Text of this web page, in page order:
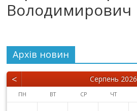
Володимирович
Архiв новин
< Серпень 2026
ПН ВТ СР ЧТ